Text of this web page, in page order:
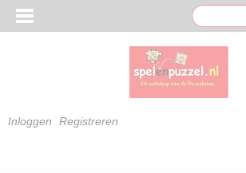
Inloggen Registreren